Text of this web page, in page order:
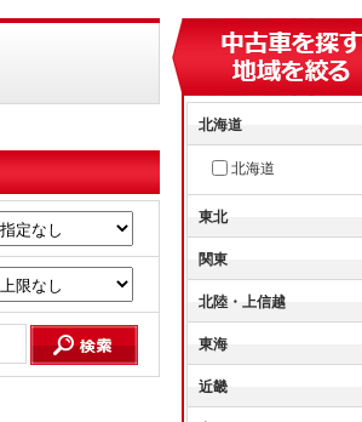
北海道
北海道
東北
関東
北陸・上信越
東海
近畿